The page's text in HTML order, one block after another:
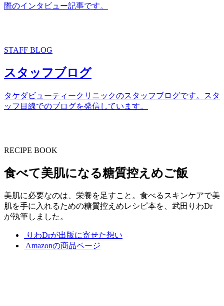
際のインタビュー記事です。
STAFF BLOG
スタッフブログ
タケダビューティークリニックのスタッフブログです。スタ
ッフ目線でのブログを発信しています。
RECIPE BOOK
食べて美肌になる糖質控えめご飯
美肌に必要なのは、栄養を足すこと。食べるスキンケアで美
肌を手に入れるための糖質控えめレシピ本を、武田りわDr
が執筆しました。
りわDrが出版に寄せた想い
Amazonの商品ページ